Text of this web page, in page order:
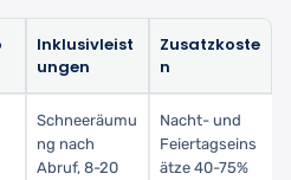
Inklusivleist
ungen
Zusatzkoste
n
Schneeräumu
ng nach
Abruf, 8-20
Nacht- und
Feiertagseins
ätze 40-75%